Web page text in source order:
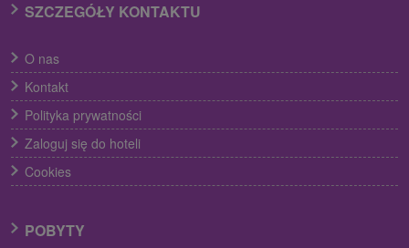
SZCZEGÓŁY KONTAKTU
O nas
Kontakt
Polityka prywatności
Zaloguj się do hoteli
Cookies
POBYTY